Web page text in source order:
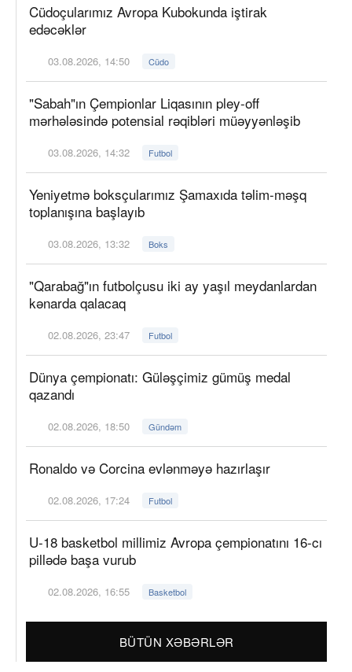
Cüdoçularımız Avropa Kubokunda iştirak
edəcəklər
03.08.2026, 14:50 Cüdo
"Sabah"ın Çempionlar Liqasının pley-off
mərhələsində potensial rəqibləri müəyyənləşib
03.08.2026, 14:32 Futbol
Yeniyetmə boksçularımız Şamaxıda təlim-məşq
toplanışına başlayıb
03.08.2026, 13:32 Boks
"Qarabağ"ın futbolçusu iki ay yaşıl meydanlardan
kənarda qalacaq
02.08.2026, 23:47 Futbol
Dünya çempionatı: Güləşçimiz gümüş medal
qazandı
02.08.2026, 18:50 Gündəm
Ronaldo və Corcina evlənməyə hazırlaşır
02.08.2026, 17:24 Futbol
U-18 basketbol millimiz Avropa çempionatını 16-cı
pillədə başa vurub
02.08.2026, 16:55 Basketbol
BÜTÜN XƏBƏRLƏR